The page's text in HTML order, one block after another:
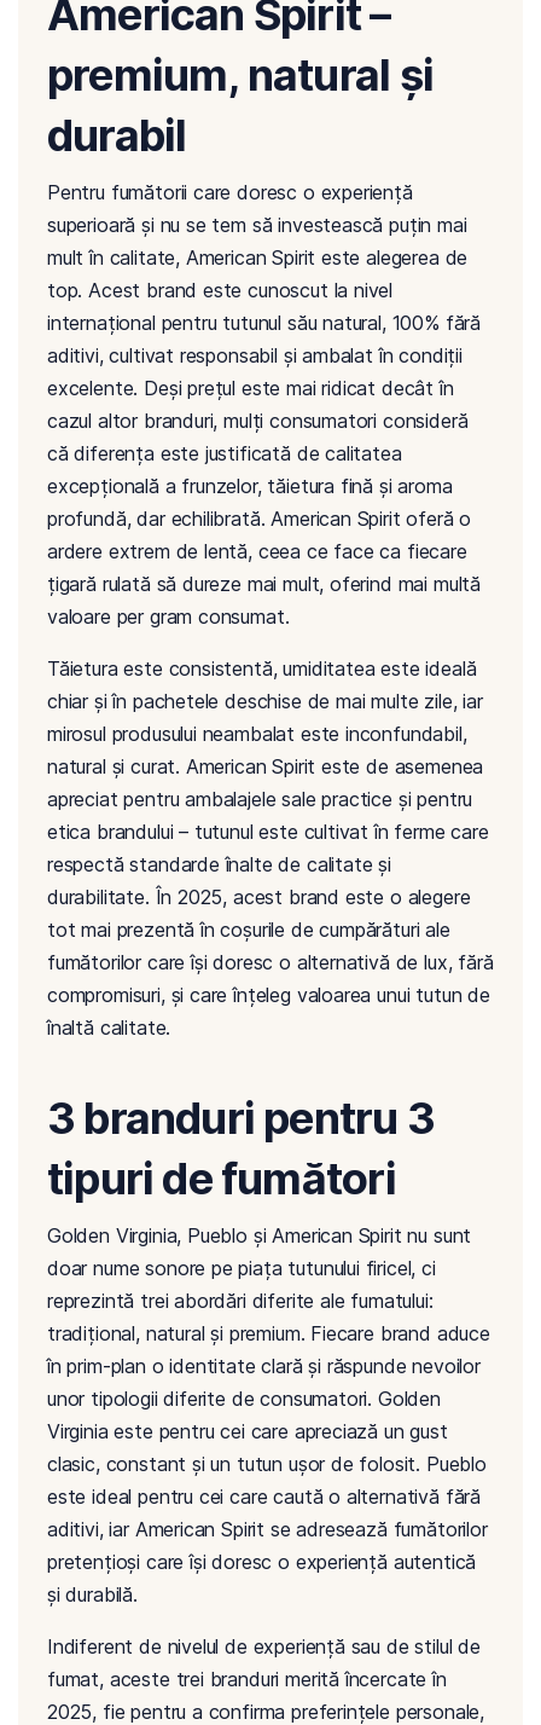
American Spirit –
premium, natural și
durabil
Pentru fumătorii care doresc o experiență
superioară și nu se tem să investească puțin mai
mult în calitate, American Spirit este alegerea de
top. Acest brand este cunoscut la nivel
internațional pentru tutunul său natural, 100% fără
aditivi, cultivat responsabil și ambalat în condiții
excelente. Deși prețul este mai ridicat decât în
cazul altor branduri, mulți consumatori consideră
că diferența este justificată de calitatea
excepțională a frunzelor, tăietura fină și aroma
profundă, dar echilibrată. American Spirit oferă o
ardere extrem de lentă, ceea ce face ca fiecare
țigară rulată să dureze mai mult, oferind mai multă
valoare per gram consumat.
Tăietura este consistentă, umiditatea este ideală
chiar și în pachetele deschise de mai multe zile, iar
mirosul produsului neambalat este inconfundabil,
natural și curat. American Spirit este de asemenea
apreciat pentru ambalajele sale practice și pentru
etica brandului – tutunul este cultivat în ferme care
respectă standarde înalte de calitate și
durabilitate. În 2025, acest brand este o alegere
tot mai prezentă în coșurile de cumpărături ale
fumătorilor care își doresc o alternativă de lux, fără
compromisuri, și care înțeleg valoarea unui tutun de
înaltă calitate.
3 branduri pentru 3
tipuri de fumători
Golden Virginia, Pueblo și American Spirit nu sunt
doar nume sonore pe piața tutunului firicel, ci
reprezintă trei abordări diferite ale fumatului:
tradițional, natural și premium. Fiecare brand aduce
în prim-plan o identitate clară și răspunde nevoilor
unor tipologii diferite de consumatori. Golden
Virginia este pentru cei care apreciază un gust
clasic, constant și un tutun ușor de folosit. Pueblo
este ideal pentru cei care caută o alternativă fără
aditivi, iar American Spirit se adresează fumătorilor
pretențioși care își doresc o experiență autentică
și durabilă.
Indiferent de nivelul de experiență sau de stilul de
fumat, aceste trei branduri merită încercate în
2025, fie pentru a confirma preferințele personale,